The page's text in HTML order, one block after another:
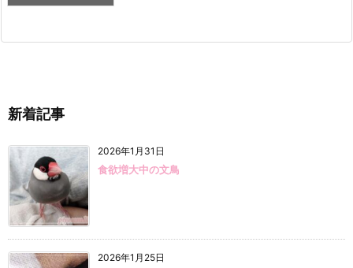
新着記事
2026年1月31日
食欲増大中の文鳥
2026年1月25日